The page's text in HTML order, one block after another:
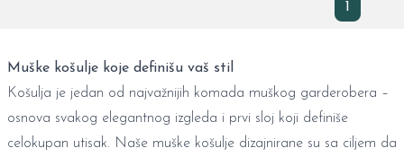
1
Muške košulje koje definišu vaš stil
Košulja je jedan od najvažnijih komada muškog garderobera –
osnova svakog elegantnog izgleda i prvi sloj koji definiše
celokupan utisak. Naše muške košulje dizajnirane su sa ciljem da